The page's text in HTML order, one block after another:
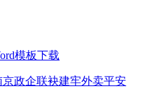
模板下载
京政企联袂建牢外卖平安